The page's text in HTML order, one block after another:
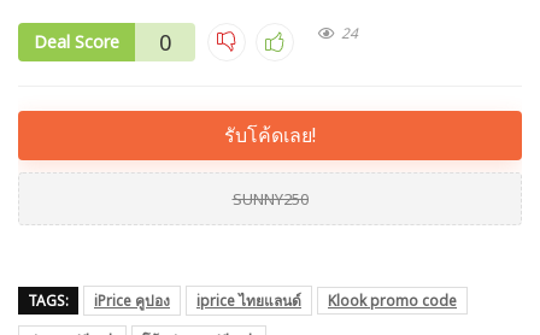
Deal Score 0 24
รับโค้ดเลย!
SUNNY250
TAGS: iPrice คูปอง iprice ไทยแลนด์
Klook promo code